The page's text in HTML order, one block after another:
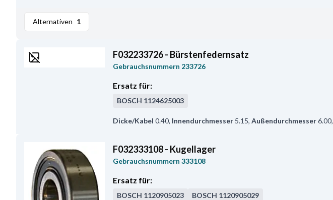
Alternativen 1
F032233726 - Bürstenfedernsatz
Gebrauchsnummern 233726
Ersatz für:
BOSCH 1124625003
Dicke/Kabel 0.40, Innendurchmesser 5.15, Außendurchmesser6.00,
F032333108 - Kugellager
Gebrauchsnummern 333108
Ersatz für:
BOSCH 1120905023 BOSCH 1120905029